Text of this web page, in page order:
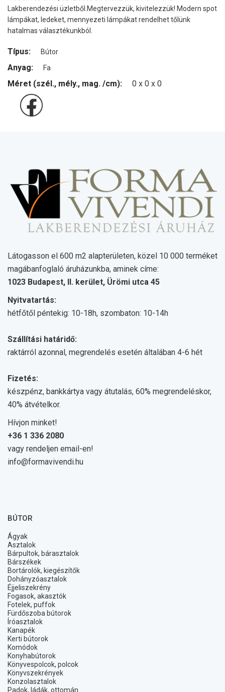
Lakberendezési üzletből.Megtervezzük, kivitelezzük! Modern spot
lámpákat, ledeket, mennyezeti lámpákat rendelhet tőlünk
hatalmas választékunkból.
Típus: Bútor
Anyag: Fa
Méret (szél., mély., mag. /cm): 0 x 0 x 0
Látogasson el 600 m2 alapterületen, közel 10 000 terméket
magábanfoglaló áruházunkba, aminek címe:
1023 Budapest, II. kerület, Ürömi utca 45
Nyitvatartás:
hétfőtől péntekig: 10-18h, szombaton: 10-14h
Szállítási határidő:
raktárról azonnal, megrendelés esetén általában 4-6 hét
Fizetés:
készpénz, bankkártya vagy átutalás, 60% megrendeléskor,
40% átvételkor.
Hívjon minket!
+36 1 336 2080
vagy rendeljen email-en!
info@formavivendi.hu
BÚTOR
Ágyak
Asztalok
Bárpultok, bárasztalok
Bárszékek
Bortárolók, kiegészítők
Dohányzóasztalok
Éjjeliszekrény
Fogasok, akasztók
Fotelek, puffok
Fürdőszoba bútorok
Íróasztalok
Kanapék
Kerti bútorok
Komódok
Konyhabútorok
Könyvespolcok, polcok
Könyvszekrények
Konzolasztalok
Padok, ládák, ottomán